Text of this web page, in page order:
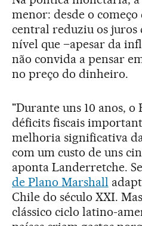
menor: desde o começo
central reduziu os juros
nível que –apesar da
não convida a pensar
no preço do dinheiro.
"Durante uns 10 anos,
déficits fiscais
melhoria significativa
com um custo de uns
aponta Landerretche.
de Plano Marshall
Chile do século XXI.
clássico ciclo latino-